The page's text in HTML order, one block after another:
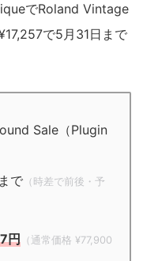
でRoland Vintage
で5月31日まで
Sale（Plugin
で （時差で前後・予
円 （通常価格 ¥77,900